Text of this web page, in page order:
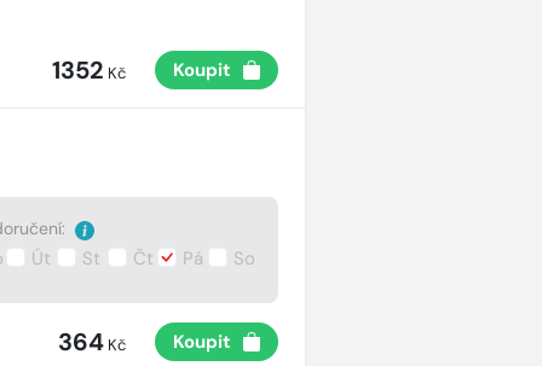
1352 Kč Koupit
Út St Čt Pá So
364Kč Koupit